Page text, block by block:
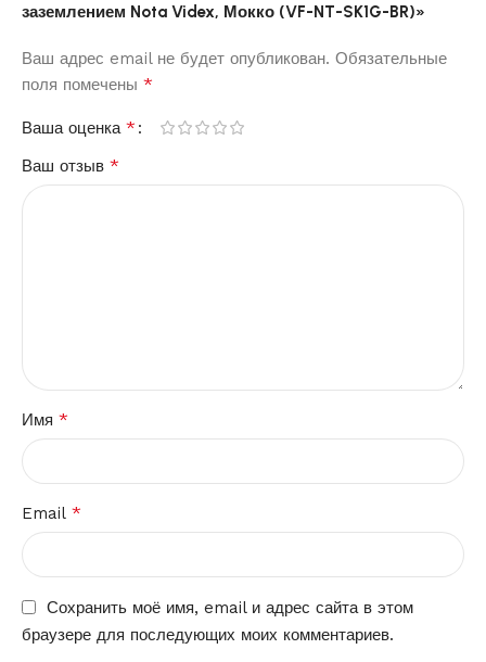
заземлением Nota Videx, Мокко (VF-NT-SK1G-BR)»
Ваш адрес email не будет опубликован. Обязательные
поля помечены *
Ваша оценка *
Ваш отзыв *
Имя *
Email *
Сохранить моё имя, email и адрес сайта в этом
браузере для последующих моих комментариев.